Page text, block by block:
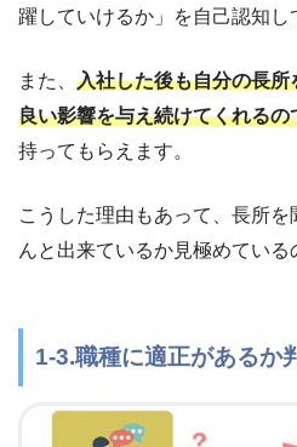
躍していけるか」を自己認知し
また、 入社した後も自分の長
良い影響を与え続けてくれる
持ってもらえます。
こうした理由もあって、長所
んと出来ているか見極めている
1-3.職種に適正があるか